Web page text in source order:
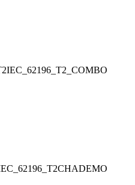
IEC_62196_T2_COMBO
CHADEMO